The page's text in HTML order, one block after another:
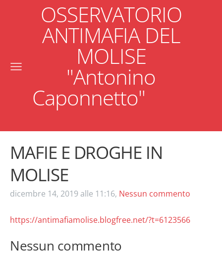
OSSERVATORIO
ANTIMAFIA DEL
MOLISE
"Antonino
Caponnetto"
MAFIE E DROGHE IN
MOLISE
dicembre 14, 2019 alle 11:16, Nessun commento
https://antimafiamolise.blogfree.net/?t=6123566
Nessun commento